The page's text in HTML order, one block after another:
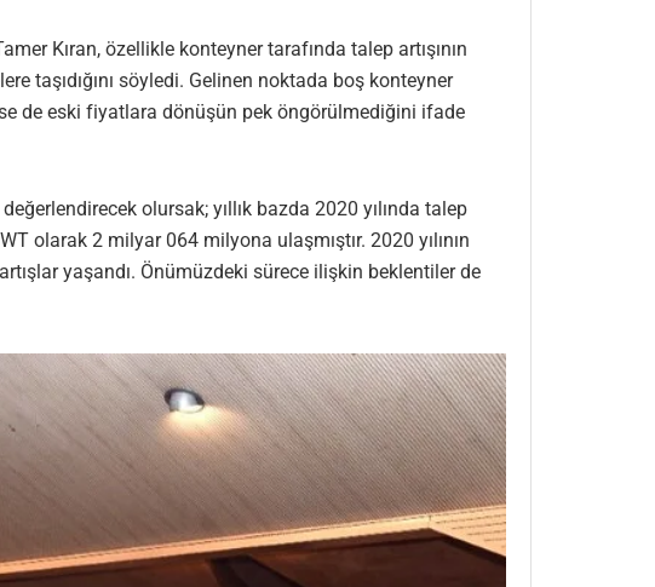
Kıran, özellikle konteyner tarafında talep artışının
taşıdığını söyledi. Gelinen noktada boş konteyner
de eski fiyatlara dönüşün pek öngörülmediğini ifade
olursak; yıllık bazda 2020 yılında talep
olarak 2 milyar 064 milyona ulaşmıştır. 2020 yılının
yaşandı. Önümüzdeki sürece ilişkin beklentiler de